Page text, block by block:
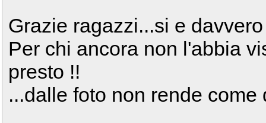
Grazie ragazzi...si e
Per chi ancora non l'abbia
presto !!
...dalle foto non rende